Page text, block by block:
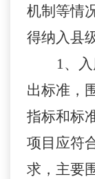
机制等情
得纳入县
1、
出标准，
指标和标
项目应符
求，主要